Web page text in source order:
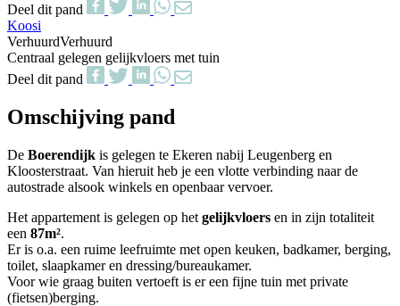
Deel dit pand
Koosi
VerhuurdVerhuurd
Centraal gelegen gelijkvloers met tuin
Deel dit pand
Omschijving pand
De Boerendijk is gelegen te Ekeren nabij Leugenberg en
Kloosterstraat. Van hieruit heb je een vlotte verbinding naar de
autostrade alsook winkels en openbaar vervoer.
Het appartement is gelegen op het gelijkvloers en in zijn totaliteit
een 87m².
Er is o.a. een ruime leefruimte met open keuken, badkamer, berging,
toilet, slaapkamer en dressing/bureaukamer.
Voor wie graag buiten vertoeft is er een fijne tuin met private
(fietsen)berging.